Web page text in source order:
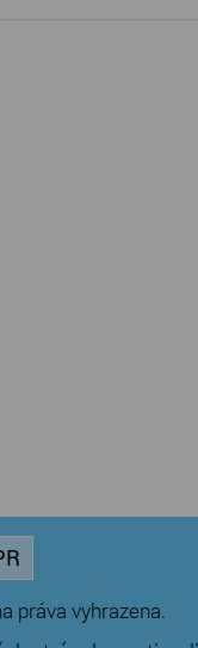
práva vyhrazena.